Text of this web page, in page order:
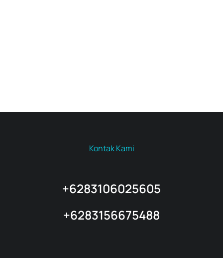
Kontak Kami
+6283106025605
+6283156675488